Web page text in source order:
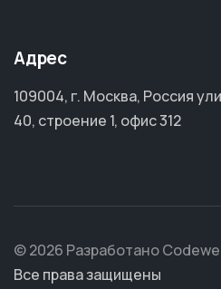
Адрес
109004, г. Москва, Россия
40, строение 1, офис 312
© 2026 Разработано
Все права защищены